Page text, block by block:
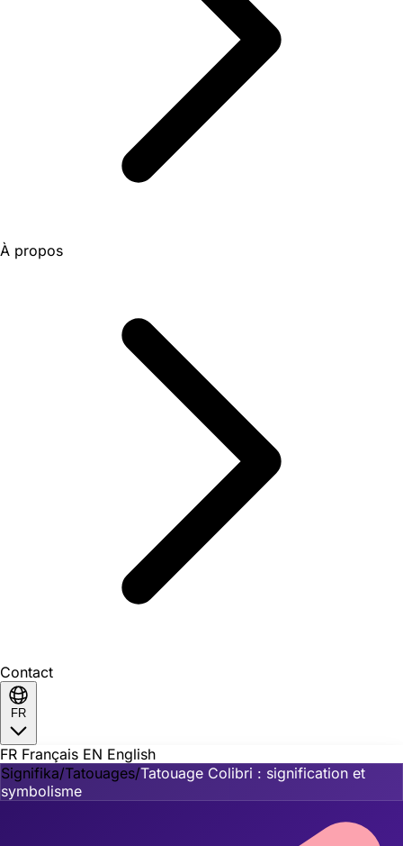
À propos
Contact
FR
FR Français EN English
Signifika/Tatouages/Tatouage Colibri : signification et
symbolisme